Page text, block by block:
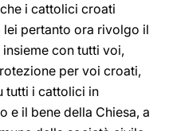
i cattolici croati
lei pertanto ora rivolgo il
con tutti voi,
per voi croati,
tutti i cattolici in
e il bene della Chiesa, a